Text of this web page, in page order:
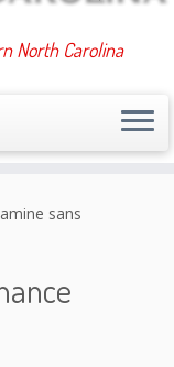
North Carolina
sans